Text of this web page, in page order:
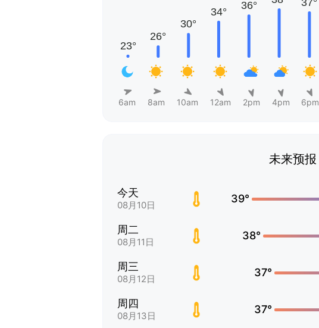
6am 8am 10am 12am 2pm 4pm 6pm
未来预报
今天
08月10日
39°
周二
08月11日
38°
周三
08月12日
37°
周四
08月13日
37°